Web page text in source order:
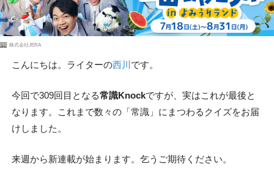
PR 株式会社JERA
こんにちは。ライターの西川 です。
今回で309回目となる常識Knockですが、実はこれが最後と
なります。これまで数々の「常識」にまつわるクイズをお届
けしました。
来週から新連載が始まります。乞うご期待ください。